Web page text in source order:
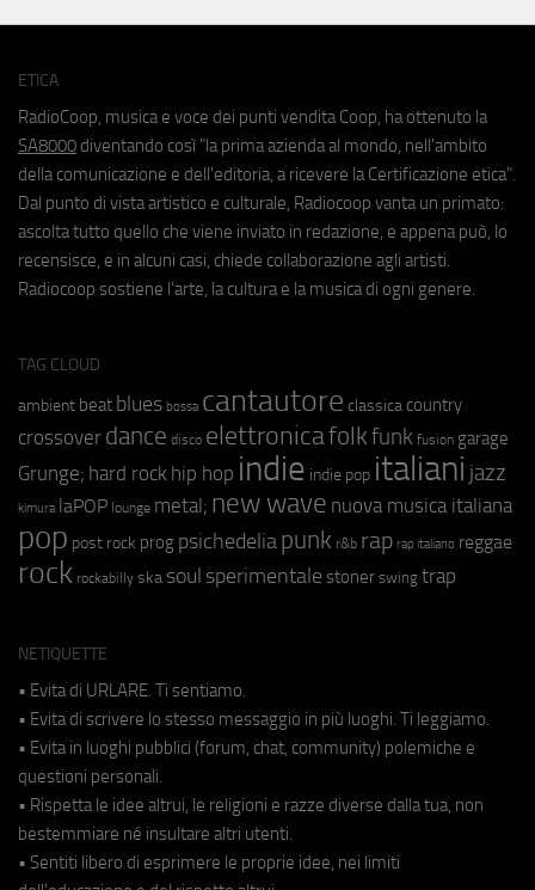
ETICA
RadioCoop, musica e voce dei punti vendita Coop, ha ottenuto la
SA8000 diventando così "la prima azienda al mondo, nell'ambito
della comunicazione e dell'editoria, a ricevere la Certificazione etica".
Dal punto di vista artistico e culturale, Radiocoop vanta un primato:
ascolta tutto quello che viene inviato in redazione, e appena può, lo
recensisce, e in alcuni casi, chiede collaborazione agli artisti.
Radiocoop sostiene l'arte, la cultura e la musica di ogni genere.
TAG CLOUD
ambient beat blues bossa cantautore classica country
crossover dance disco elettronicafolkfunk fusion garage
Grunge; hard rock hip hop indie indie pop italiani jazz
kimura laPOP lounge metal; new wave nuova musica italiana
pop post rock prog psichedeliapunk r&b rap rap italiano reggae
rock rockabilly ska soul sperimentale stoner swing trap
NETIQUETTE
• Evita di URLARE. Ti sentiamo.
• Evita di scrivere lo stesso messaggio in più luoghi. Ti leggiamo.
• Evita in luoghi pubblici (forum, chat, community) polemiche e
questioni personali.
• Rispetta le idee altrui, le religioni e razze diverse dalla tua, non
bestemmiare né insultare altri utenti.
• Sentiti libero di esprimere le proprie idee, nei limiti